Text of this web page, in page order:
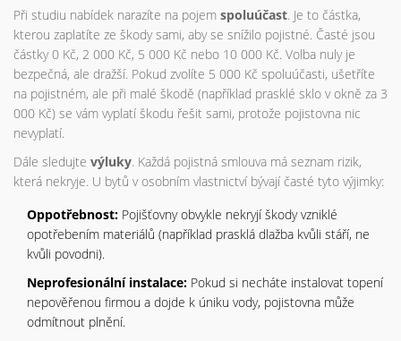
Při studiu nabídek narazíte na pojem spoluúčast. Je to částka,
kterou zaplatíte ze škody sami, aby se snížilo pojistné. Časté jsou
částky 0 Kč, 2 000 Kč, 5 000 Kč nebo 10 000 Kč. Volba nuly je
bezpečná, ale dražší. Pokud zvolíte 5 000 Kč spoluúčasti, ušetříte
na pojistném, ale při malé škodě (například prasklé sklo v okně za 3
000 Kč) se vám vyplatí škodu řešit sami, protože pojistovna nic
nevyplatí.
Dále sledujte výluky. Každá pojistná smlouva má seznam rizik,
která nekryje. U bytů v osobním vlastnictví bývají časté tyto výjimky:
Oppotřebnost: Pojišťovny obvykle nekryjí škody vzniklé
opotřebením materiálů (například prasklá dlažba kvůli stáří, ne
kvůli povodni).
Neprofesionální instalace: Pokud si necháte instalovat topení
nepověřenou firmou a dojde k úniku vody, pojistovna může
odmítnout plnění.